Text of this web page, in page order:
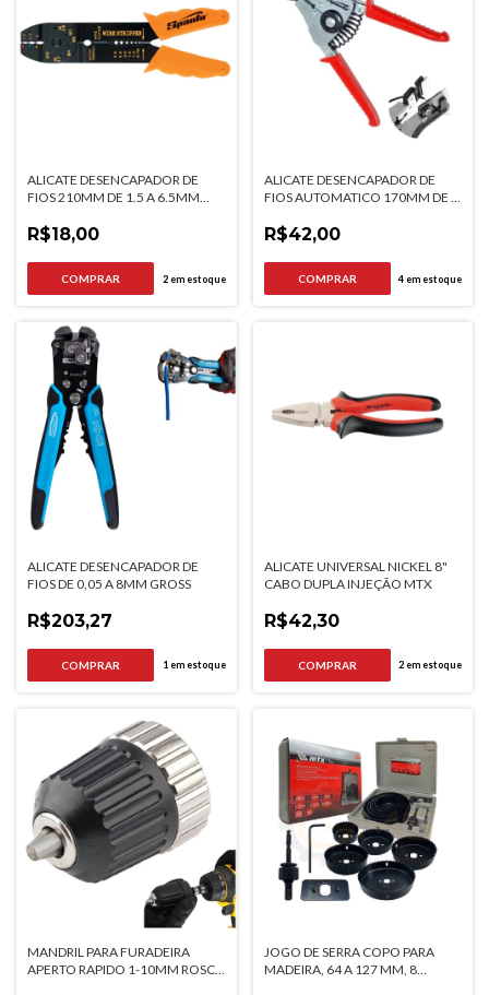
ALICATE DESENCAPADOR DE
FIOS 210MM DE 1.5 A 6.5MM
R$18,00
2em estoque
ALICATE DESENCAPADOR DE
FIOS AUTOMATICO 170MM DE 1
R$42,00
4em estoque
ALICATE DESENCAPADOR DE
FIOS DE 0,05 A 8MM GROSS
R$203,27
1 em estoque
ALICATE UNIVERSAL NICKEL 8"
CABO DUPLA INJEÇÃO MTX
R$42,30
2em estoque
MANDRIL PARA FURADEIRA
APERTO RAPIDO 1-10MM ROSCA
JOGO DE SERRA COPO PARA
MADEIRA, 64 A 127 MM, 8